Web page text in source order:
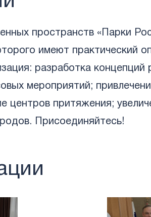
пространств «Парки
имеют практический
разработка концепций
мероприятий;
притяжения;
Присоединяйтесь!